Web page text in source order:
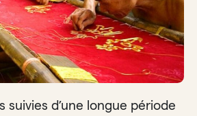
suivies d’une longue période